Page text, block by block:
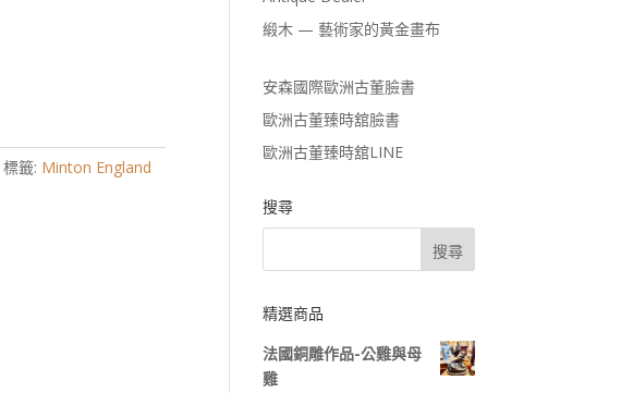
標籤: Minton England
緞木 — 藝術家的黃金畫布
安森國際歐洲古董臉書
歐洲古董臻時舘臉書
歐洲古董臻時舘LINE
搜尋
精選商品
法國銅雕作品-公雞與母
雞